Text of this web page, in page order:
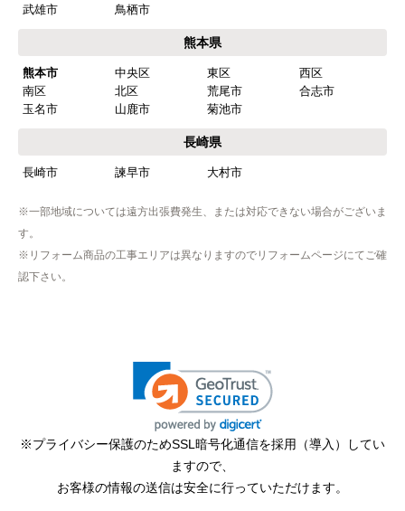
商品価格がお手頃だった
【注文からどのくらいで届きましたか？】
忘れました
【その他感想・コメント】
工事は土曜日に申し込んだが、
たので、仕事を1日休まなければならなかった。
hisahisa229 さん
ショップからの連絡や対応は適切でしたか？
予定の期日までに商品が届きましたか？
はい
商品の梱包は必要十分なものでしたか？
はい
武雄市
鳥栖市
熊本県
熊本市 中央区 東区
西区
南区
北区 荒尾市
合志市
玉名市
山鹿市 菊池市
長崎県
長崎市 諫早市 大村市
※一部地域については遠方出張費発生、または対応できない場合がございま
す。
※リフォーム商品の工事エリアは異なりますのでリフォームページにてご確
認下さい。
※プライバシー保護のためSSL暗号化通信を採用（導入）してい
ますので、
お客様の情報の送信は安全に行っていただけます。